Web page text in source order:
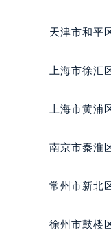
天津市和平
上海市徐汇
上海市黄浦
南京市秦淮
常州市新北
徐州市鼓楼